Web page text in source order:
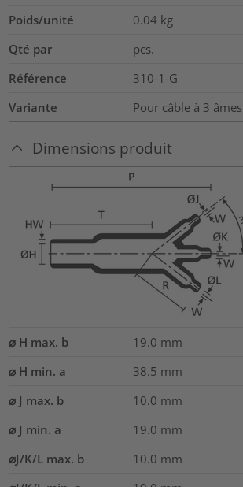
Poids/unité
0.04 kg
Qté par
pcs.
Référence
310-1-G
Variante
Pour câble à 3 âmes
Dimensions produit
⌀ H max. b 19.0 mm
⌀ H min. a
38.5 mm
⌀ J max. b
10.0 mm
⌀ J min. a
19.0 mm
⌀J/K/L max. b
10.0 mm